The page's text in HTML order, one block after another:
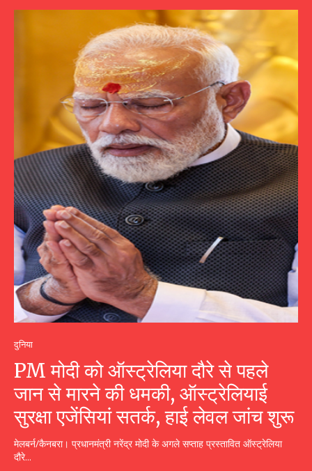
दुनिया
PM मोदी को ऑस्ट्रेलिया दौरे से पहले
जान से मारने की धमकी, ऑस्ट्रेलियाई
सुरक्षा एजेंसियां सतर्क, हाई लेवल जांच शुरू
मेलबर्न/कैनबरा। प्रधानमंत्री नरेंद्र मोदी के अगले सप्ताह प्रस्तावित ऑस्ट्रेलिया
दौरे...